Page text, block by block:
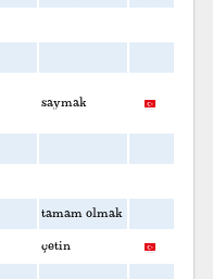
saymak
tamam olmak
çetin